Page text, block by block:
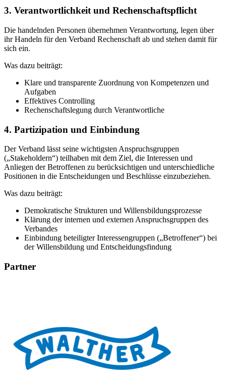
3. Verantwortlichkeit und Rechenschaftspflicht
Die handelnden Personen übernehmen Verantwortung, legen über
ihr Handeln für den Verband Rechenschaft ab und stehen damit für
sich ein.
Was dazu beiträgt:
Klare und transparente Zuordnung von Kompetenzen und
Aufgaben
Effektives Controlling
Rechenschaftslegung durch Verantwortliche
4. Partizipation und Einbindung
Der Verband lässt seine wichtigsten Anspruchsgruppen
(„Stakeholdern“) teilhaben mit dem Ziel, die Interessen und
Anliegen der Betroffenen zu berücksichtigen und unterschiedliche
Positionen in die Entscheidungen und Beschlüsse einzubeziehen.
Was dazu beiträgt:
Demokratische Strukturen und Willensbildungsprozesse
Klärung der internen und externen Anspruchsgruppen des
Verbandes
Einbindung beteiligter Interessengruppen („Betroffener“) bei
der Willensbildung und Entscheidungsfindung
Partner